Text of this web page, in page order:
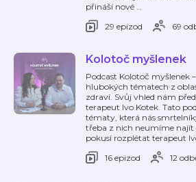
přináší nové …
29 epizod
69
Kolotoč myšlenek
Podcast Kolotoč myšlenek
hlubokých tématech z
zdraví. Svůj vhled nám
terapeut Ivo Kotek. Tato
tématy, která nás
třeba z nich neumíme najít
pokusí rozplétat terapeut
16 epizod
12